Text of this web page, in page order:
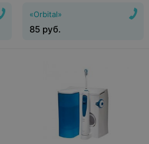
«Orbital»
85 руб.